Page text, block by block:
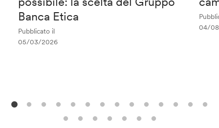
Banca Etica
Pubblicato il
05/03/2026
04/